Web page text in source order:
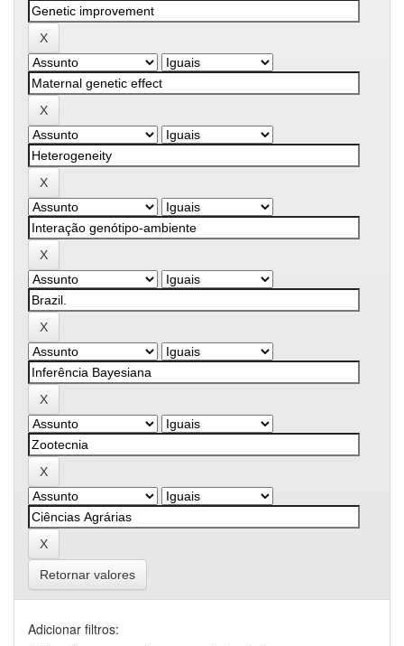
Retornar valores
Adicionar filtros: